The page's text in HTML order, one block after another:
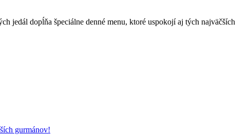
jedál dopĺňa špeciálne denné menu, ktoré uspokojí aj tých najväčších
gurmánov!